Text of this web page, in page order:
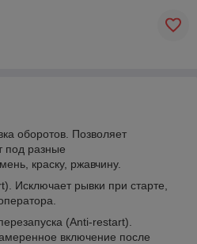
оборотов. Позволяет
под разные
краску, ржавчину.
Исключает рывки при старте,
(Anti-restart).
включение после